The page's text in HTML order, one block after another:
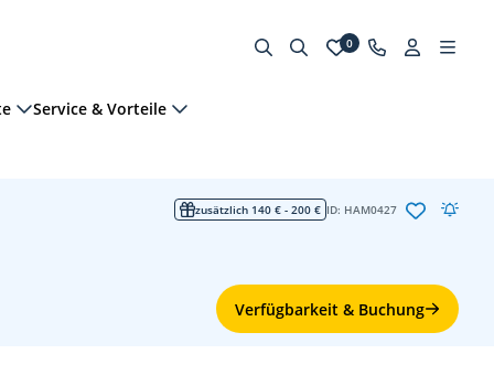
0
Service & Vorteile
zusätzlich 140 € - 200 € ID: HAM0427
Verfügbarkeit & Buchung